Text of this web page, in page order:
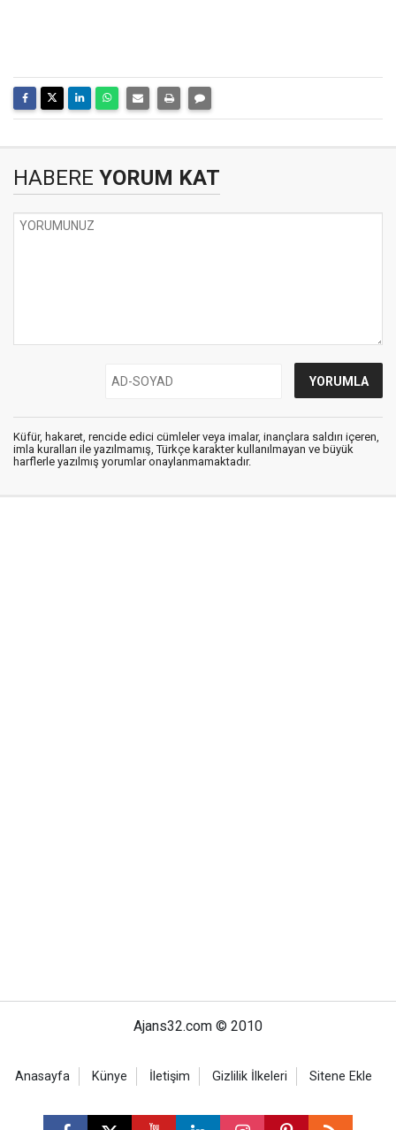
HABERE YORUM KAT
Küfür, hakaret, rencide edici cümleler veya imalar, inançlara saldırı içeren,
imla kuralları ile yazılmamış, Türkçe karakter kullanılmayan ve büyük
harflerle yazılmış yorumlar onaylanmamaktadır.
Ajans32.com © 2010
Anasayfa Künye İletişim Gizlilik İlkeleri Sitene Ekle